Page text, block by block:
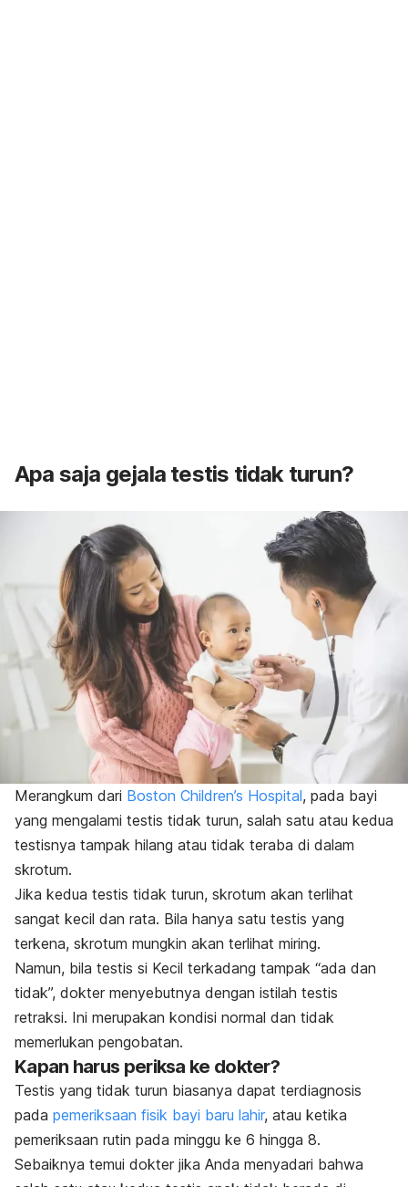
Apa saja gejala testis tidak turun?
Merangkum dari Boston Children’s Hospital, pada bayi
yang mengalami testis tidak turun, salah satu atau kedua
testisnya tampak hilang atau tidak teraba di dalam
skrotum.
Jika kedua testis tidak turun, skrotum akan terlihat
sangat kecil dan rata. Bila hanya satu testis yang
terkena, skrotum mungkin akan terlihat miring.
Namun, bila testis si Kecil terkadang tampak “ada dan
tidak”, dokter menyebutnya dengan istilah testis
retraksi. Ini merupakan kondisi normal dan tidak
memerlukan pengobatan.
Kapan harus periksa ke dokter?
Testis yang tidak turun biasanya dapat terdiagnosis
pada pemeriksaan fisik bayi baru lahir, atau ketika
pemeriksaan rutin pada minggu ke 6 hingga 8.
Sebaiknya temui dokter jika Anda menyadari bahwa